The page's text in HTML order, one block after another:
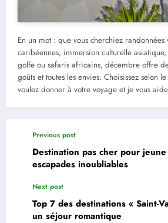
En un mot : que vous cherchiez
caribéennes, immersion culturelle
golfe ou safaris africains, décembre offre
goûts et toutes les envies. Choisissez selon
voulez donner à votre voyage et je vous
Previous post
Destination pas cher pour
escapades inoubliables
Next post
Top 7 des destinations « Saint-
un séjour romantique